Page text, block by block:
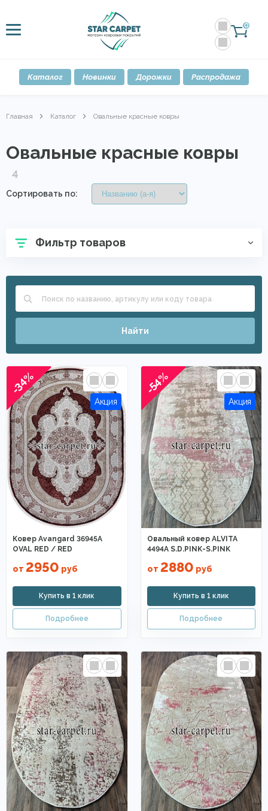
0
Каталог Новинки Дорожки Распродажа
Главная Каталог Овальные красные ковры
Овальные красные ковры
4
Сортировать по:
Фильтр товаров
Найти
-34%
Ковер Avangard 36945A
OVAL RED / RED
от 2950 руб
-54%
Овальный ковер ALVITA
4494A S.D.PINK-S.PINK
от 2880 руб